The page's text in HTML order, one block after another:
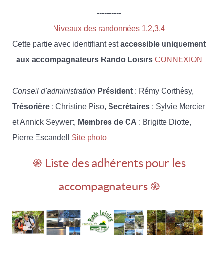
----------
Niveaux des randonnées 1,2,3,4
Cette partie avec identifiant estaccessible uniquement
aux accompagnateurs Rando Loisirs CONNEXION
Conseil d'administration Président : Rémy Corthésy,
Trésorière : Christine Piso, Secrétaires : Sylvie Mercier
et Annick Seywert, Membres de CA : Brigitte Diotte,
Pierre Escandell Site photo
֎ Liste des adhérents pour les
accompagnateurs ֎